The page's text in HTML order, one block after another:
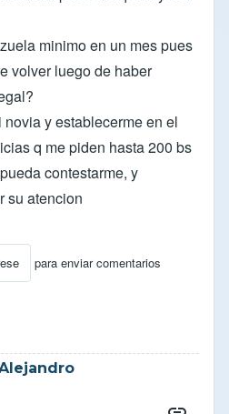
minimo en un mes pues
volver luego de haber
y establecerme en el
q me piden hasta 200 bs
contestarme, y
su atencion
para enviar comentarios